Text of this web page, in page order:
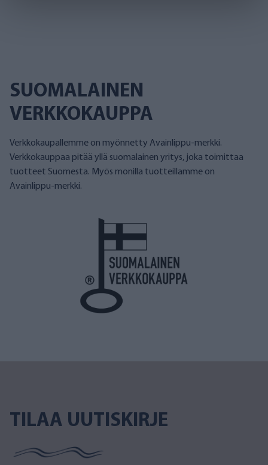
SUOMALAINEN
VERKKOKAUPPA
Verkkokaupallemme on myönnetty Avainlippu-merkki.
Verkkokauppaa pitää yllä suomalainen yritys, joka toimittaa
tuotteet Suomesta. Myös monilla tuotteillamme on
Avainlippu-merkki.
TILAA UUTISKIRJE